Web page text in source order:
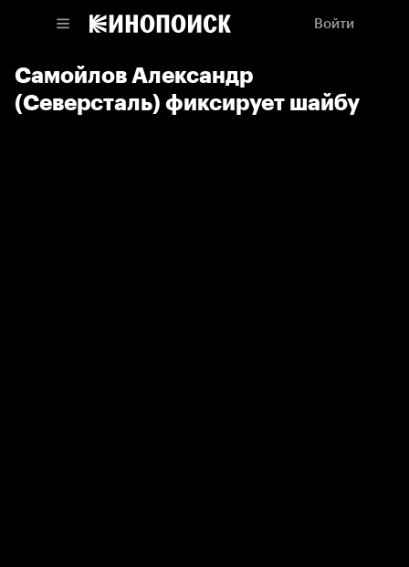
Войти
Самойлов Александр
(Северсталь) фиксирует шайбу